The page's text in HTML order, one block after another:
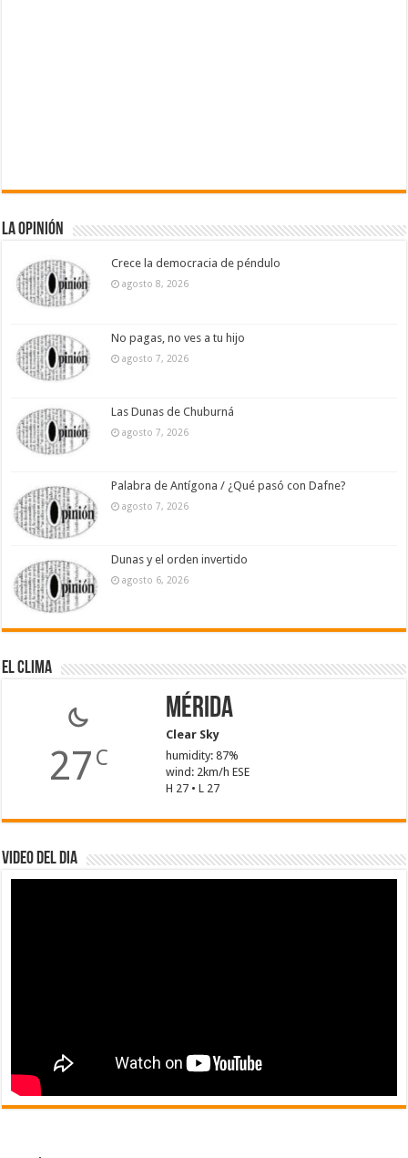
La Opinión
Crece la democracia de péndulo
agosto 8, 2026
No pagas, no ves a tu hijo
agosto 7, 2026
Las Dunas de Chuburná
agosto 7, 2026
Palabra de Antígona / ¿Qué pasó con Dafne?
agosto 7, 2026
Dunas y el orden invertido
agosto 6, 2026
El Clima
27 C
Mérida
Clear Sky
humidity: 87%
wind: 2km/h ESE
H 27 • L 27
Video del dia